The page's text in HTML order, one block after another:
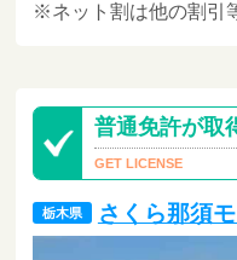
※ネット割は他の割引
普通免許が取
栃木県 さくら那須